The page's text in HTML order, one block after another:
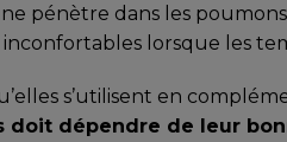
dans les
lorsque les
s’utilisent en
doit dépendre de leur